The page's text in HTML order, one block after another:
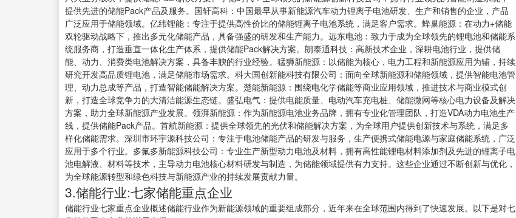
提供先进的储能Pack产品及服务。国轩高科：中国最早从事新能源汽车动力锂离子电池研发、生产和销售的企业，产品
广泛应用于储能领域。亿纬锂能：专注于提供高性价比的储能锂离子电池系统，满足客户需求。蜂巢能源：在动力+储能
双轮驱动战略下，推出多元化储能产品，具备强盛的研发和生产能力。远东电池：致力于成为全球领先的锂电池和储能系
统服务商，打造垂直一体化生产体系，提供储能Pack解决方案。朗泰通科技：高新技术企业，深耕电池行业，提供储
能、动力、消费类电池解决方案，具备丰腴的行业经验。猛狮新能源：以储能为核心，电力工程和新能源应用为辅，持续
研究开发高品质锂电池，满足储能市场需求。科大国创新能科技有限公司：面向全球新能源和储能领域，提供智能电池管
理、动力总成等产品，打造智能储能解决方案。楚能新能源：围绕电化学储能等商业应用领域，推进技术与商业模式创
新，打造全球竞争力的大清洁能源生态链。盛弘电气：提供电能质量、电动汽车充电桩、储能微网等核心电力设备及解决
方案，助力全球新能源产业发展。领湃新能源：作为新能源电池业务品牌，拥有专业化管理团队，打造VDA动力电池生产
线，提供储能Pack产品。首航新能源：提供全球领先的光伏和储能解决方案，为全球用户提供创新技术与系统，满足多
样化储能需求。深圳市环宇源科技公司：专注于电池储能产品的研发与服务，生产便携式储能电源与家庭储能系统，广泛
应用于多个行业。多氟多新能源科技公司：专业生产新型动力电池及材料，拥有高性能锂电材料添加剂及先进的锂离子电
池电解液、材料等技术，主导动力电池核心材料研发与制造，为储能领域提供有力支持。这些企业通过不断创新与优化，
为全球能源转型和绿色科技与新能源产业的持续发展贡献力量。
3.储能行业:七家储能重点企业
储能行业七家重点企业概述储能行业作为新能源领域的重要组成部分，近年来在全球范围内得到了快速发展。以下是对七